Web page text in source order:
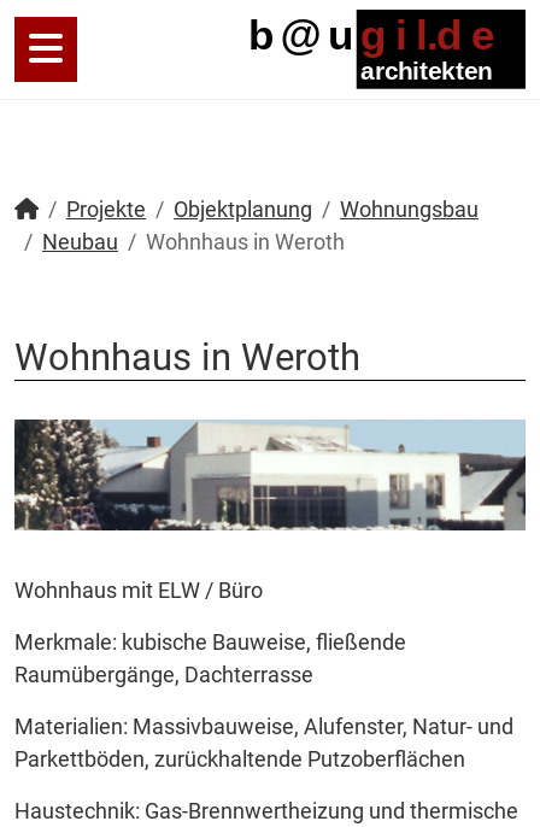
Projekte Objektplanung
Wohnungsbau
Neubau
Wohnhaus in Weroth
Wohnhaus in Weroth
Wohnhaus mit ELW / Büro
Merkmale: kubische Bauweise, fließende
Raumübergänge, Dachterrasse
Materialien: Massivbauweise, Alufenster, Natur- und
Parkettböden, zurückhaltende Putzoberflächen
Haustechnik: Gas-Brennwertheizung und thermische